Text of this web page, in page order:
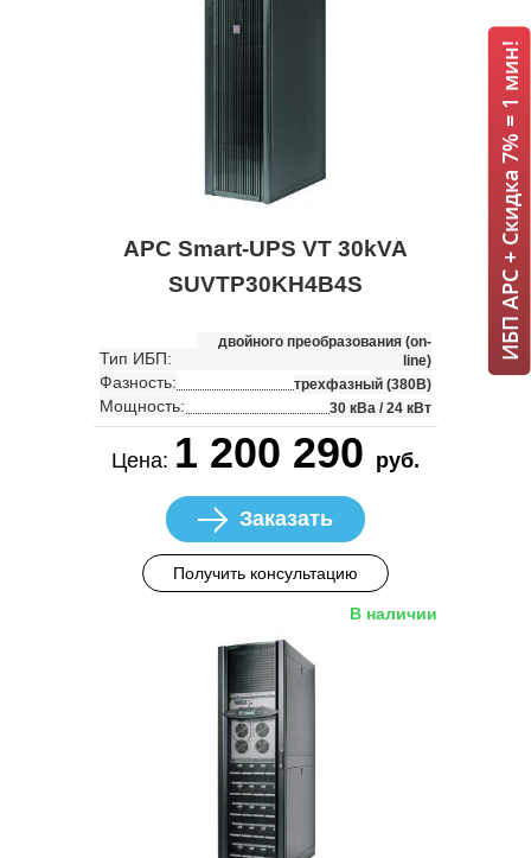
APC Smart-UPS VT 30kVA
SUVTP30KH4B4S
Тип ИБП:
двойного преобразования (on-
line)
Фазность: трехфазный (380В)
Мощность: 30 кВа / 24 кВт
Цена: 1 200 290 руб.
Заказать
Получить консультацию
В наличии
ИБП APC + Скидка 7% = 1 мин!